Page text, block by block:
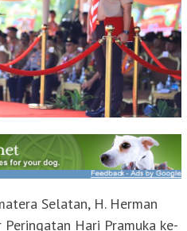
Selatan, H. Herman
Hari Pramuka ke-